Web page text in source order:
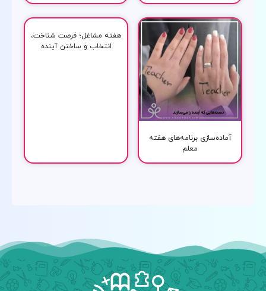
آماده‌سازی برنامه‌های هفته
معلم
هفته مشاغل؛ فرصت شناخت،
انتخاب و ساختن آینده